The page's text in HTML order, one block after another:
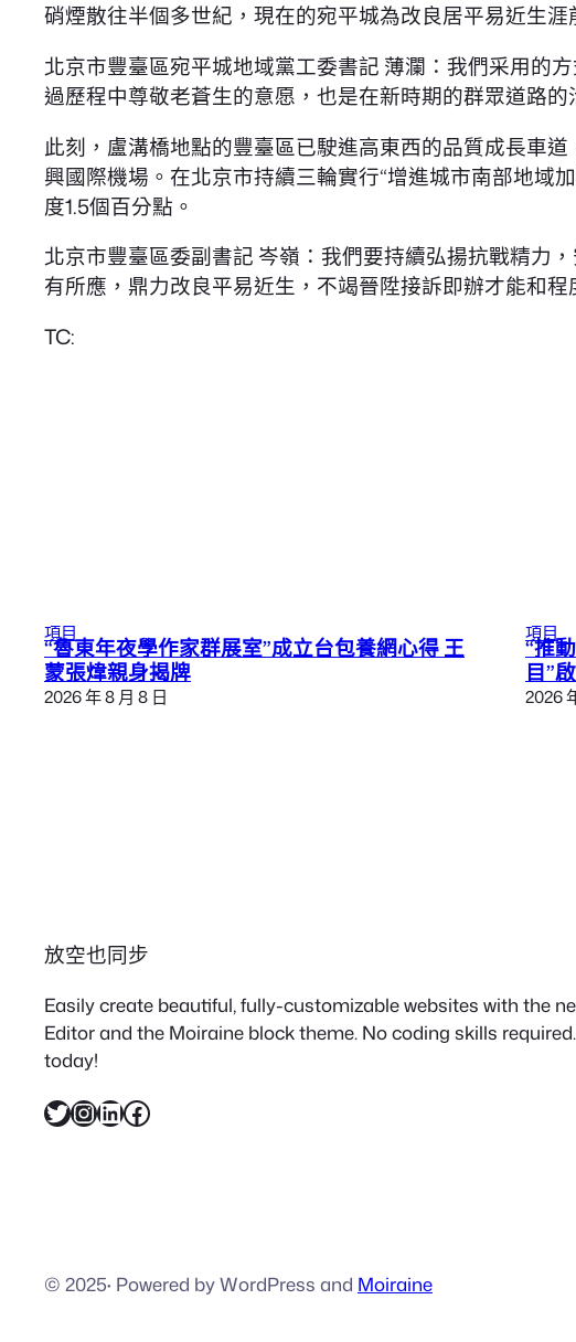
硝煙散往半個多世紀，現在的宛平城為改良居平易近生
北京市豐臺區宛平城地域黨工委書記 薄瀾：我們采用的
過歷程中尊敬老蒼生的意愿，也是在新時期的群眾道路的
此刻，盧溝橋地點的豐臺區已駛進高東西的品質成長車
興國際機場。在北京市持續三輪實行“增進城市南部地域
度1.5個百分點。
北京市豐臺區委副書記 岑嶺：我們要持續弘揚抗戰精力
有所應，鼎力改良平易近生，不竭晉陞接訴即辦才能和
TC:
項目
“魯東年夜學作家群展室”成立台包養網心得 王
蒙張煒親身揭牌
2026 年 8 月 8 日
項目
“推
目”
2026
放空也同步
Easily create beautiful, fully-customizable websites with the
Editor and the Moiraine block theme. No coding skills
today!
X InstagramLinkedIn Facebook
© 2025· Powered by WordPress and Moiraine